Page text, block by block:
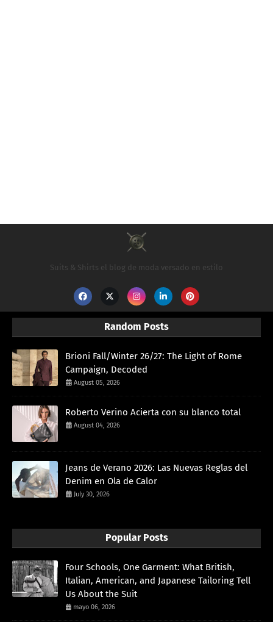
Suits & Shirts el blog de moda versado en estilo
Random Posts
Brioni Fall/Winter 26/27: The Light of Rome
Campaign, Decoded
August 05, 2026
Roberto Verino Acierta con su blanco total
August 04, 2026
Jeans de Verano 2026: Las Nuevas Reglas del
Denim en Ola de Calor
July 30, 2026
Popular Posts
Four Schools, One Garment: What British,
Italian, American, and Japanese Tailoring Tell
Us About the Suit
mayo 06, 2026